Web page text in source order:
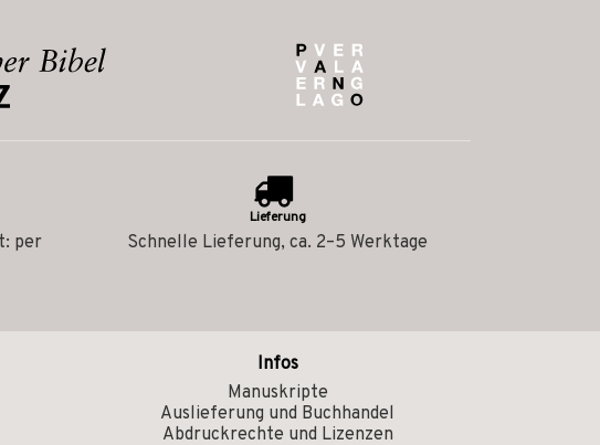
per
Lieferung
Schnelle Lieferung, ca. 2–5 Werktage
Infos
Manuskripte
Auslieferung und Buchhandel
Abdruckrechte und Lizenzen